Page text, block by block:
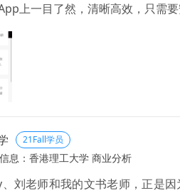
上一目了然，清晰高效，只需要
地说明了面试中具体问题的回答
方向努力，真的很有安全感，大
21Fall学员
息：香港理工大学 商业分析
刘老师和我的文书老师，正是